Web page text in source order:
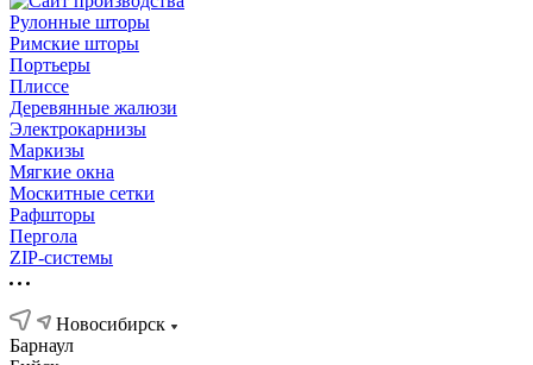
Рулонные шторы
Римские шторы
Портьеры
Плиссе
Деревянные жалюзи
Электрокарнизы
Маркизы
Мягкие окна
Москитные сетки
Рафшторы
Пергола
ZIP-системы
Новосибирск
Барнаул